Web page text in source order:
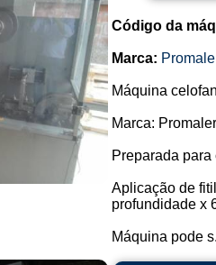
Código da
Marca:
Máquina
Marca:
Preparada
Aplicação de
profundidade x
Máquina pode